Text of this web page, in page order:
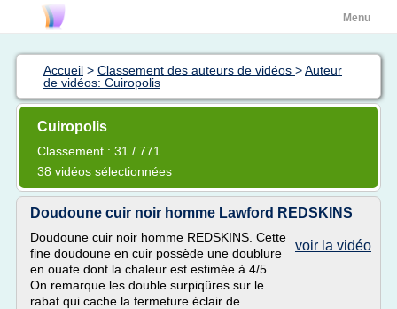
Menu
Accueil > Classement des auteurs de vidéos >Auteur
de vidéos: Cuiropolis
Cuiropolis
Classement : 31 / 771
38 vidéos sélectionnées
Doudoune cuir noir homme Lawford REDSKINS
voir la vidéo
Doudoune cuir noir homme REDSKINS. Cette
fine doudoune en cuir possède une doublure
en ouate dont la chaleur est estimée à 4/5.
On remarque les double surpiqûres sur le
rabat qui cache la fermeture éclair de